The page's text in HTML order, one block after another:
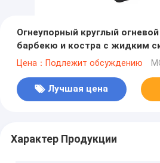
Огнеупорный круглый
барбекю и костра с жидким
покрытием
Цена：Подлежит обсуждению
Лучшая цена
Характер Продукции